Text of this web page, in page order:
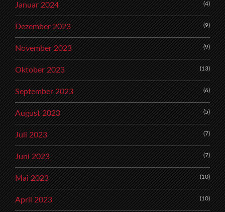
Januar 2024 (4)
Dezember 2023 (9)
November 2023 (9)
Oktober 2023 (13)
September 2023 (6)
August 2023 (5)
Juli 2023 (7)
Juni 2023 (7)
Mai 2023 (10)
April 2023 (10)